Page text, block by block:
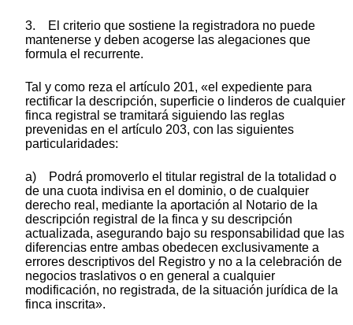
3. El criterio que sostiene la registradora no puede
mantenerse y deben acogerse las alegaciones que
formula el recurrente.
Tal y como reza el artículo 201, «el expediente para
rectificar la descripción, superficie o linderos de cualquier
finca registral se tramitará siguiendo las reglas
prevenidas en el artículo 203, con las siguientes
particularidades:
a) Podrá promoverlo el titular registral de la totalidad o
de una cuota indivisa en el dominio, o de cualquier
derecho real, mediante la aportación al Notario de la
descripción registral de la finca y su descripción
actualizada, asegurando bajo su responsabilidad que las
diferencias entre ambas obedecen exclusivamente a
errores descriptivos del Registro y no a la celebración de
negocios traslativos o en general a cualquier
modificación, no registrada, de la situación jurídica de la
finca inscrita».